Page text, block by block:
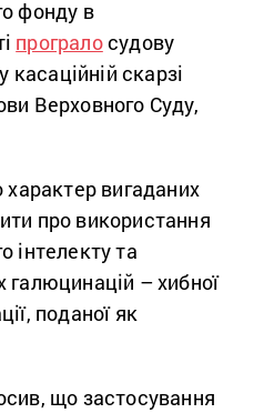
фонду в
програлосудову
касаційній скарзі
Верховного Суду,
вигаданих
про використання
інтелекту та
галюцинацій – хибної
поданої як
що застосування